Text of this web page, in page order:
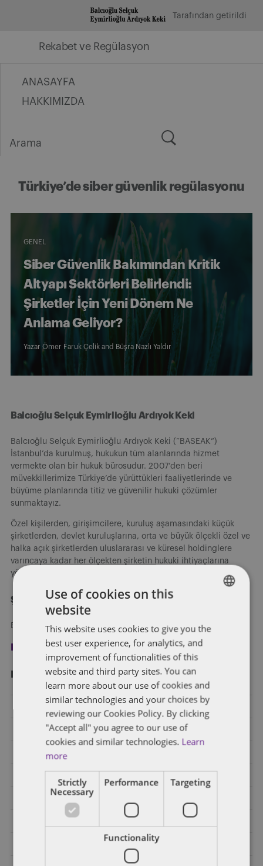
Tarafından getirildi
Rekabet ve Regülasyon
ANASAYFA
HAKKIMIZDA
for:
Türkiye’de siber güvenlik regülasyonu
GENEL
Siber Güvenlik Bakımından Kritik
Altyapı Sektörleri Belirlendi:
Şirketler İçin Yeni Dönem Ne
Anlama Geliyor?
Yazar Ömer Faruk Çelik and Büşra Nazlı Yaldır
Balcıoğlu Selçuk Eymirlioğlu Ardıyok Keki
Balcıoğlu Selçuk Eymirlioğlu Ardıyok Keki (“BASEAK”)
İstanbul’da kurulmuş, hukukun tüm alanlarında hizmet
vermekte olan bir hukuk bürosudur. 2007’den beri
müvekkillerimize Türkiye’de yürüttükleri faaliyetlerinde ve
büyüme planlarında titiz ve güvenilir hukuki çözümler
sunmaktayız.
Özel kişilerden, girişimcilere, kuruluş aşamasındaki küçük
şirketlerden, devlet kuruluşlarına, orta ve büyük ölçekli özel ve
halka açık şirketlerden uluslararası ve küresel holdinglere
varıncaya kadar her ölçekten şirketin hukuki ihtiyaçlarına
yönelik hizmet vermekteyiz.
Şimdi kayıt olun
Blog yazılarımızı e-posta ile alın.
Kategori̇ler
Birleşme ve Devralma ve Ortak Girişim
Elektrikli Araçlar
FRENCH
Use of cookies on this
website
This website uses cookies to give you the
best user experience, for analytics, and
improvement of functionalities of this
website and third party sites. You can
learn more about our use of cookies and
similar technologies and your choices by
reviewing our Cookies Policy. By clicking
"Accept all" you agree to our use of
cookies and similar technologies. Learn
more
Strictly
Necessary
Performance Targeting
Functionality